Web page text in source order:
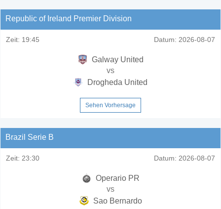
Republic of Ireland Premier Division
Zeit: 19:45 Datum: 2026-08-07
Galway United
vs
Drogheda United
Sehen Vorhersage
Brazil Serie B
Zeit: 23:30 Datum: 2026-08-07
Operario PR
vs
Sao Bernardo